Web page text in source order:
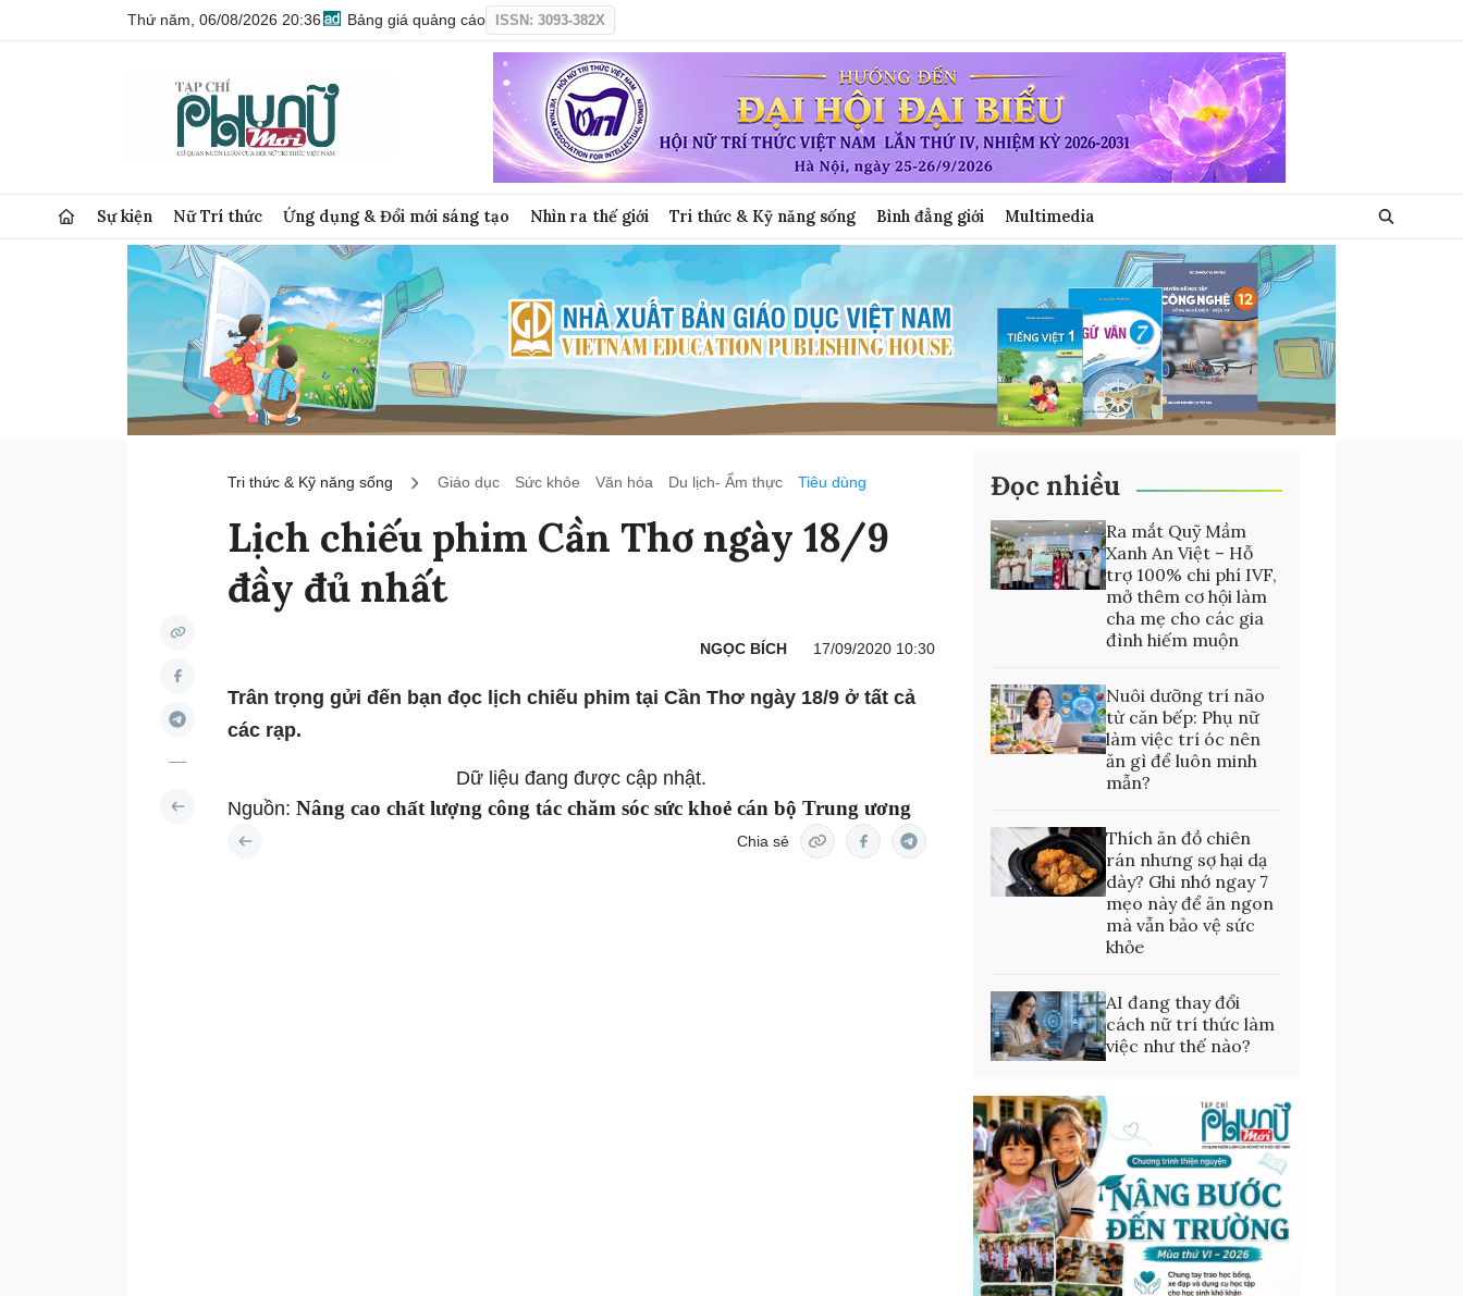
Thứ năm, 06/08/2026 20:36 Bảng giá quảng cáo ISSN: 3093-382X
Sự kiện Nữ Trí thức Ứng dụng & Đổi mới sáng tạo Nhìn ra thế giới Tri thức & Kỹ năng sống Bình đẳng giới Multimedia
Tri thức & Kỹ năng sống Giáo dục Sức khỏe Văn hóa Du lịch- Ẩm thực Tiêu dùng
Lịch chiếu phim Cần Thơ ngày 18/9
đầy đủ nhất
NGỌC BÍCH 17/09/2020 10:30
Trân trọng gửi đến bạn đọc lịch chiếu phim tại Cần Thơ ngày 18/9 ở tất cả
các rạp.
Dữ liệu đang được cập nhật.
Nguồn: Nâng cao chất lượng công tác chăm sóc sức khoẻ cán bộ Trung ương
Chia sẻ
Đọc nhiều
Ra mắt Quỹ Mầm
Xanh An Việt – Hỗ
trợ 100% chi phí IVF,
mở thêm cơ hội làm
cha mẹ cho các gia
đình hiếm muộn
Nuôi dưỡng trí não
từ căn bếp: Phụ nữ
làm việc trí óc nên
ăn gì để luôn minh
mẫn?
Thích ăn đồ chiên
rán nhưng sợ hại dạ
dày? Ghi nhớ ngay 7
mẹo này để ăn ngon
mà vẫn bảo vệ sức
khỏe
AI đang thay đổi
cách nữ trí thức làm
việc như thế nào?